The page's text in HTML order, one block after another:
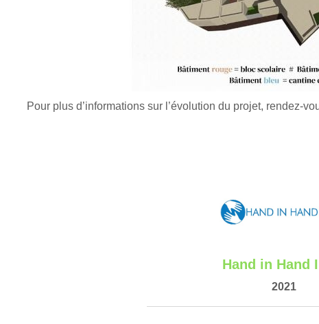
Pour plus d’informations sur l’évolution du projet, rendez-
Hand in Hand
2021